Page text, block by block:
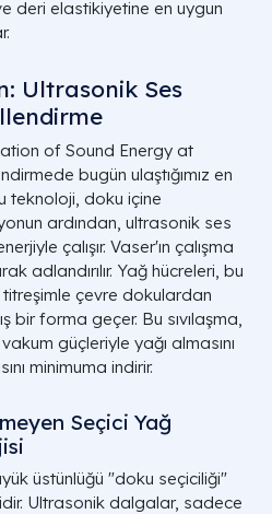
deri elastikiyetine en uygun
Ultrasonik Ses
of Sound Energy at
bugün ulaştığımız en
teknoloji, doku içine
ardından, ultrasonik ses
çalışır. Vaser'ın çalışma
adlandırılır. Yağ hücreleri, bu
titreşimle çevre dokulardan
bir forma geçer. Bu sıvılaşma,
güçleriyle yağı almasını
minimuma indirir.
Seçici Yağ
üstünlüğü "doku seçiciliği"
Ultrasonik dalgalar, sadece